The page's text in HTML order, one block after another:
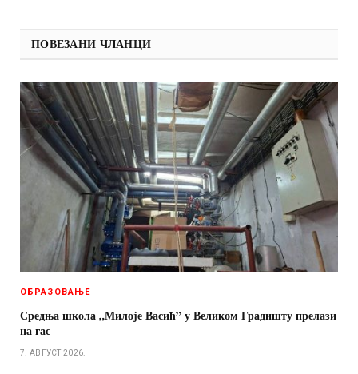
ПОВЕЗАНИ ЧЛАНЦИ
ОБРАЗОВАЊЕ
Средња школа „Милоје Васић” у Великом Градишту прелази
на гас
7. АВГУСТ 2026.